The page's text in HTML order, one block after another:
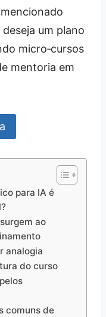
um plano
micro‑cursos
mentoria em
para IA é
ao
analogia
do curso
comuns de